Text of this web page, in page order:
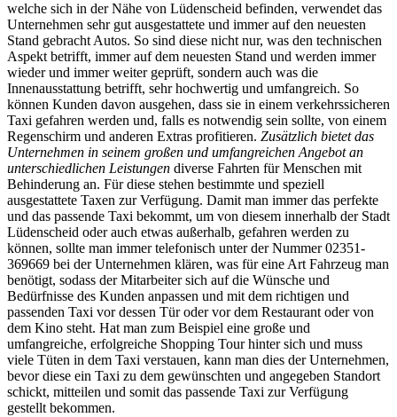
welche sich in der Nähe von Lüdenscheid befinden, verwendet das
Unternehmen sehr gut ausgestattete und immer auf den neuesten
Stand gebracht Autos. So sind diese nicht nur, was den technischen
Aspekt betrifft, immer auf dem neuesten Stand und werden immer
wieder und immer weiter geprüft, sondern auch was die
Innenausstattung betrifft, sehr hochwertig und umfangreich. So
können Kunden davon ausgehen, dass sie in einem verkehrssicheren
Taxi gefahren werden und, falls es notwendig sein sollte, von einem
Regenschirm und anderen Extras profitieren. Zusätzlich bietet das
Unternehmen in seinem großen und umfangreichen Angebot an
unterschiedlichen Leistungen diverse Fahrten für Menschen mit
Behinderung an. Für diese stehen bestimmte und speziell
ausgestattete Taxen zur Verfügung. Damit man immer das perfekte
und das passende Taxi bekommt, um von diesem innerhalb der Stadt
Lüdenscheid oder auch etwas außerhalb, gefahren werden zu
können, sollte man immer telefonisch unter der Nummer 02351-
369669 bei der Unternehmen klären, was für eine Art Fahrzeug man
benötigt, sodass der Mitarbeiter sich auf die Wünsche und
Bedürfnisse des Kunden anpassen und mit dem richtigen und
passenden Taxi vor dessen Tür oder vor dem Restaurant oder von
dem Kino steht. Hat man zum Beispiel eine große und
umfangreiche, erfolgreiche Shopping Tour hinter sich und muss
viele Tüten in dem Taxi verstauen, kann man dies der Unternehmen,
bevor diese ein Taxi zu dem gewünschten und angegeben Standort
schickt, mitteilen und somit das passende Taxi zur Verfügung
gestellt bekommen.